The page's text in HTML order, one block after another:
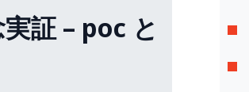
証 – poc と